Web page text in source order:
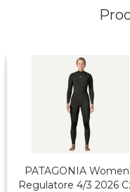
PATAGONIA
Regulatore 4/3 2026